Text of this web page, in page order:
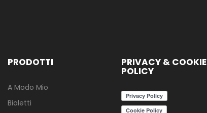
PRODOTTI
A Modo Mio
Bialetti
PRIVACY & COOKIE
POLICY